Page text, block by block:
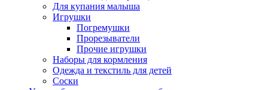
Для купания малыша
Игрушки
Погремушки
Прорезыватели
Прочие игрушки
Наборы для кормления
Одежда и текстиль для детей
Соски